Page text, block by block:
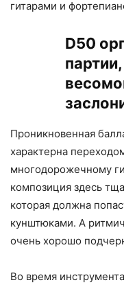
гитарами и
D50
Проникновенная
характерна
многодорожечному
композиция здесь
которая должна
кунштюками. А
очень хорошо
Во время